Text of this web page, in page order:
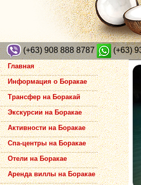
(+63) 908 888 8787 (+63)
Главная
Информация о Боракае
Трансфер на Боракай
Экскурсии на Боракае
Активности на Боракае
Спа-центры на Боракае
Отели на Боракае
Аренда виллы на Боракае